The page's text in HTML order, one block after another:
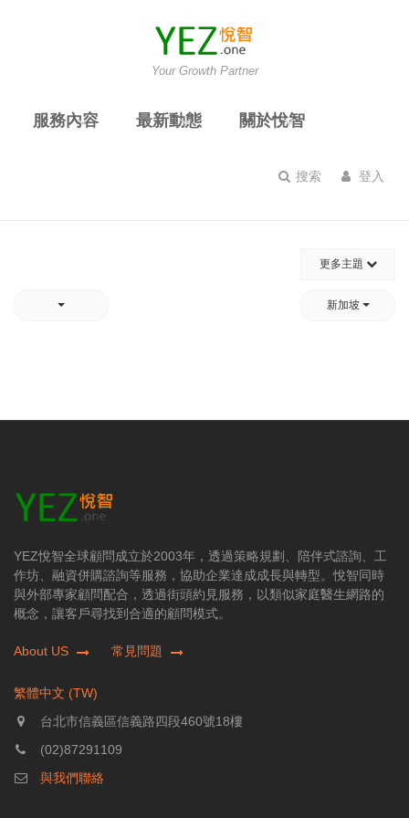
Your Growth Partner
服務內容 最新動態 關於悅智
搜索 登入
更多主題
新加坡
YEZ悅智全球顧問成立於2003年，透過策略規劃、陪伴式諮詢、工
作坊、融資併購諮詢等服務，協助企業達成成長與轉型。悅智同時
與外部專家顧問配合，透過街頭約見服務，以類似家庭醫生網路的
概念，讓客戶尋找到合適的顧問模式。
About US 常見問題
繁體中文 (TW)
台北市信義區信義路四段460號18樓
(02)87291109
與我們聯絡